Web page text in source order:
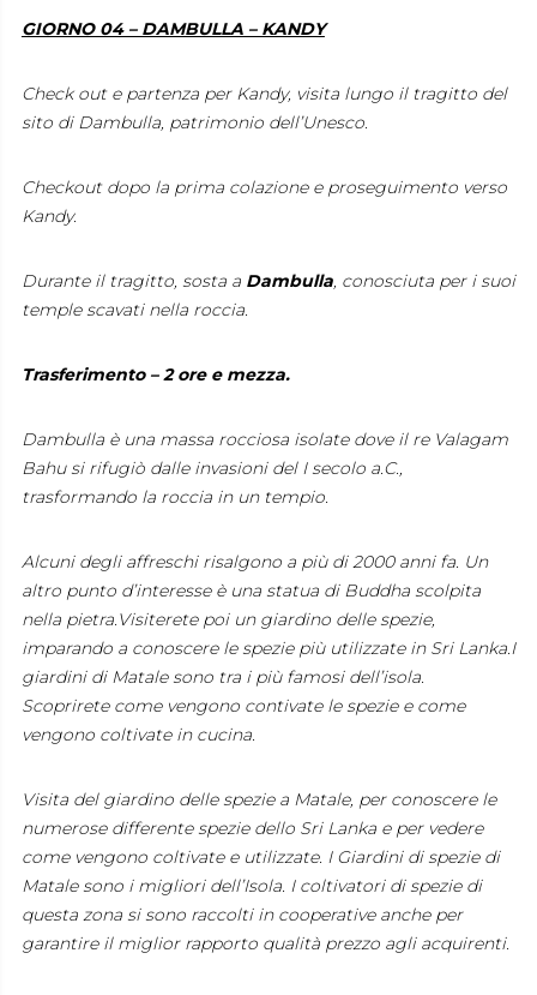
GIORNO 04 – DAMBULLA – KANDY
Check out e partenza per Kandy, visita lungo il tragitto del
sito di Dambulla, patrimonio dell’Unesco.
Checkout dopo la prima colazione e proseguimento verso
Kandy.
Durante il tragitto, sosta a Dambulla, conosciuta per i suoi
temple scavati nella roccia.
Trasferimento – 2 ore e mezza.
Dambulla è una massa rocciosa isolate dove il re Valagam
Bahu si rifugiò dalle invasioni del I secolo a.C.,
trasformando la roccia in un tempio.
Alcuni degli affreschi risalgono a più di 2000 anni fa. Un
altro punto d’interesse è una statua di Buddha scolpita
nella pietra.Visiterete poi un giardino delle spezie,
imparando a conoscere le spezie più utilizzate in Sri Lanka.I
giardini di Matale sono tra i più famosi dell’isola.
Scoprirete come vengono contivate le spezie e come
vengono coltivate in cucina.
Visita del giardino delle spezie a Matale, per conoscere le
numerose differente spezie dello Sri Lanka e per vedere
come vengono coltivate e utilizzate. I Giardini di spezie di
Matale sono i migliori dell’Isola. I coltivatori di spezie di
questa zona si sono raccolti in cooperative anche per
garantire il miglior rapporto qualità prezzo agli acquirenti.